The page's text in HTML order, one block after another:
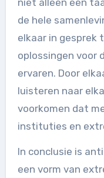
de hele
elkaar in gesprek
oplossingen voor
ervaren. Door
luisteren naar
voorkomen dat
instituties en
In conclusie is
een vorm van